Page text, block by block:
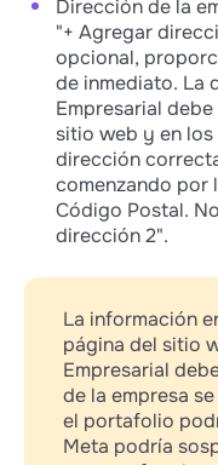
Dirección de la
"+ Agregar
opcional,
de inmediato. La
Empresarial
sitio web y en
dirección
comenzando por
Código Postal.
dirección 2".
La información
página del sitio
Empresarial
de la empresa
el portafolio
Meta podría